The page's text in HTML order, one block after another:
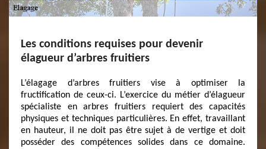
Les conditions requises pour devenir
élagueur d’arbres fruitiers
L’élagage d’arbres fruitiers vise à optimiser la
fructification de ceux-ci. L’exercice du métier d’élagueur
spécialiste en arbres fruitiers requiert des capacités
physiques et techniques particulières. En effet, travaillant
en hauteur, il ne doit pas être sujet à de vertige et doit
posséder des compétences solides dans ce domaine.